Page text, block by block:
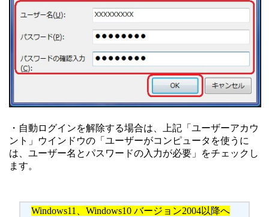
・自動ログインを解除する場合は、上記「ユーザーアカウ
ント」ウインドウの「ユーザーがコンピュータを使うに
は、ユーザー名とパスワードの入力が必要」をチェックし
ます。
Windows11、Windows10 バージョン2004以降へ